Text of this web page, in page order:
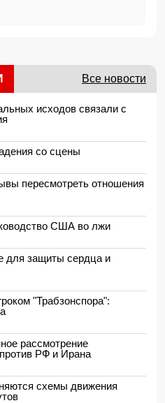
Все новости
исходов связали с
со сцены
пересмотреть отношения
США во лжи
для защиты сердца и
"Трабзонспора":
рассмотрение
РФ и Ирана
схемы движения